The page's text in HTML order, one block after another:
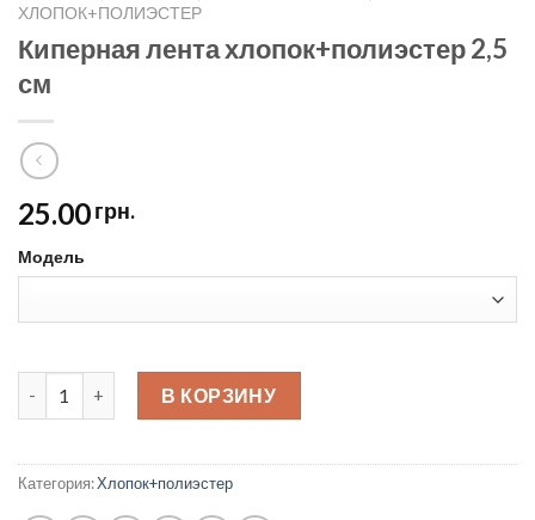
ХЛОПОК+ПОЛИЭСТЕР
Киперная лента хлопок+полиэстер 2,5
см
25.00грн.
Модель
Киперная лента хлопок+полиэстер 2,5 см quantity
В КОРЗИНУ
Категория:Хлопок+полиэстер